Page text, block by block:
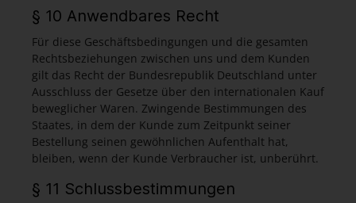
§ 10 Anwendbares Recht
Für diese Geschäftsbedingungen und die gesamten
Rechtsbeziehungen zwischen uns und dem Kunden
gilt das Recht der Bundesrepublik Deutschland unter
Ausschluss der Gesetze über den internationalen Kauf
beweglicher Waren. Zwingende Bestimmungen des
Staates, in dem der Kunde zum Zeitpunkt seiner
Bestellung seinen gewöhnlichen Aufenthalt hat,
bleiben, wenn der Kunde Verbraucher ist, unberührt.
§ 11 Schlussbestimmungen